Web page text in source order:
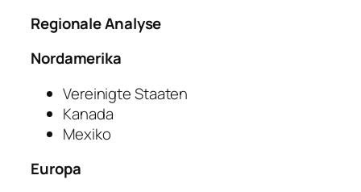
Regionale Analyse
Nordamerika
Vereinigte Staaten
Kanada
Mexiko
Europa